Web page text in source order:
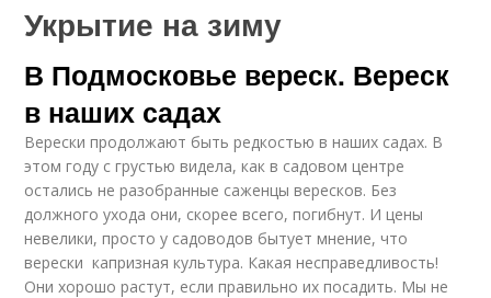
Укрытие на зиму
В Подмосковье вереск. Вереск
в наших садах
Верески продолжают быть редкостью в наших садах. В
этом году с грустью видела, как в садовом центре
остались не разобранные саженцы вересков. Без
должного ухода они, скорее всего, погибнут. И цены
невелики, просто у садоводов бытует мнение, что
верески ­ капризная культура. Какая несправедливость!
Они хорошо растут, если правильно их посадить. Мы не